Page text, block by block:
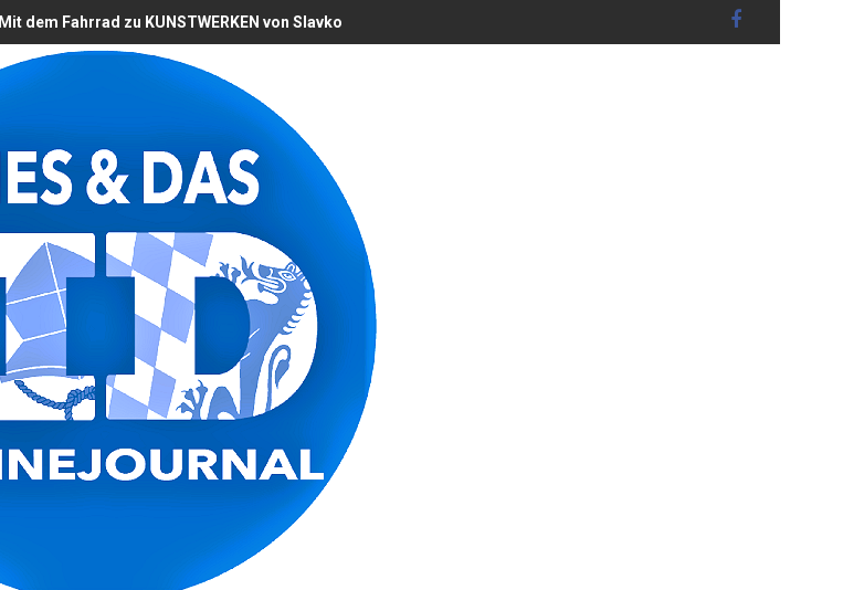
Mit dem Fahrrad zu KUNSTWERKEN von Slavko O B L A K in Landshut